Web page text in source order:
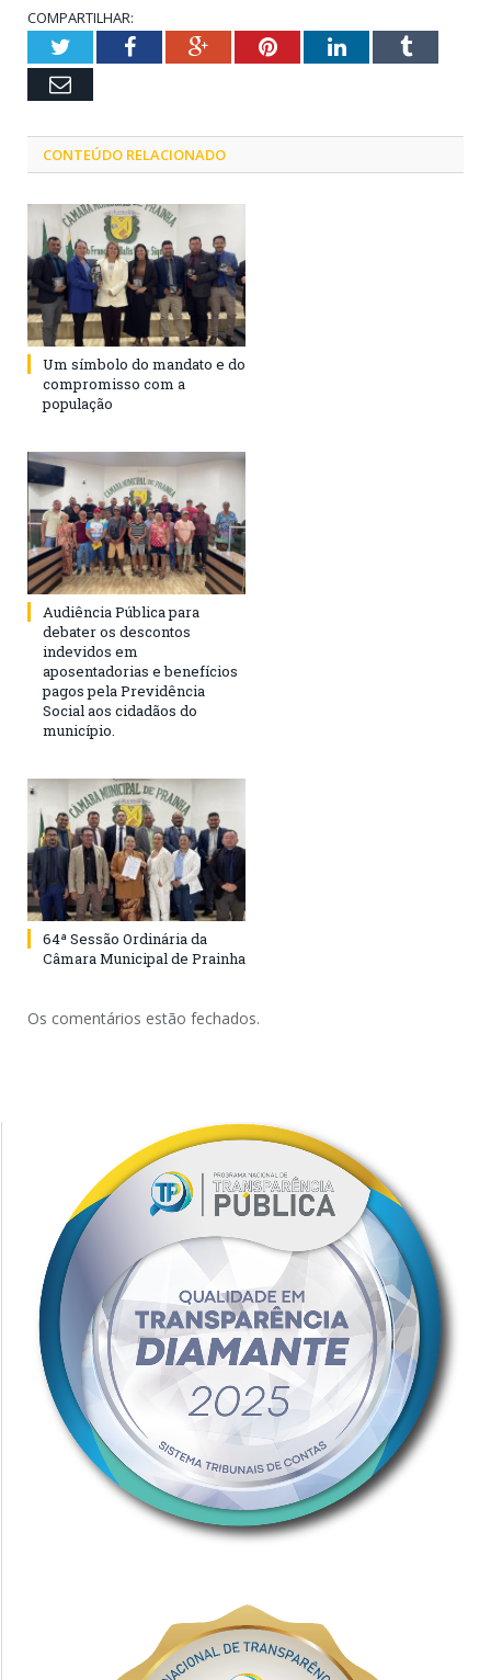
COMPARTILHAR:
TwitterFacebookGoogle+PinterestLinkedInTumblr
Email
CONTEÚDO RELACIONADO
Um símbolo do mandato e do
compromisso com a
população
Audiência Pública para
debater os descontos
indevidos em
aposentadorias e benefícios
pagos pela Previdência
Social aos cidadãos do
município.
64ª Sessão Ordinária da
Câmara Municipal de Prainha
Os comentários estão fechados.